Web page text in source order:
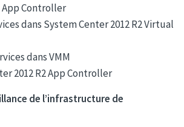
App Controller
dans System Center 2012 R2 Virtual
dans VMM
2012 R2 App Controller
de l’infrastructure de